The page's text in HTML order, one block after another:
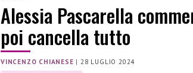
Alessia Pascarella
poi cancella tutto
VINCENZO CHIANESE |28 LUGLIO 2024